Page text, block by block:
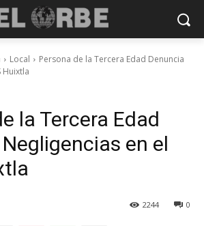
Local
Persona de la Tercera Edad Denuncia
Huixtla
la Tercera Edad
en el
0
2244